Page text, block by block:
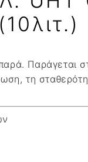
Παράγεται
τη